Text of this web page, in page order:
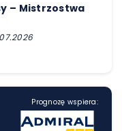
– Mistrzostwa
Prognozę wspiera: